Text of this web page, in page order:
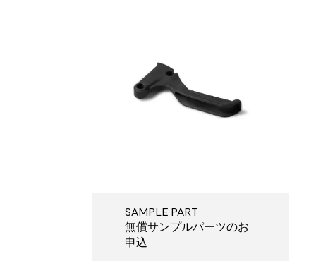
SAMPLE PART
無償サンプルパーツのお
申込